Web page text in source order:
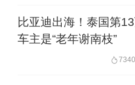
业专家。英特利普
一粟在发布仪式上
命：构建高质量
比亚迪出海！泰国第
车主是“老年谢南枝”
734